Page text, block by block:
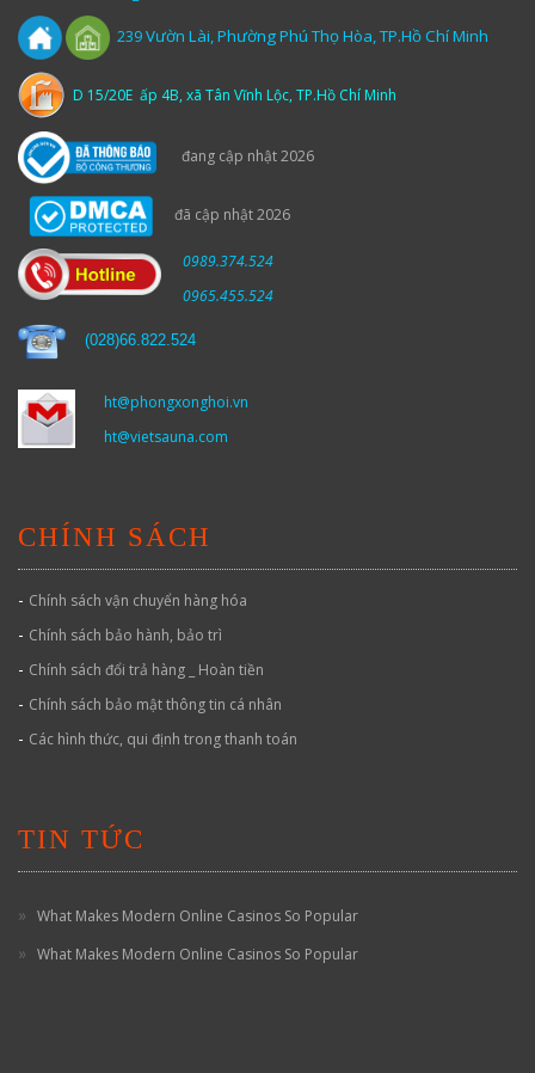
239Vườn Lài,Phường Phú Thọ Hòa, TP.Hồ Chí Minh
D 15/20E ấp 4B, xã Tân Vĩnh Lộc, TP.Hồ Chí Minh
đang cập nhật 2026
đã cập nhật 2026
0989.374.524
0965.455.524
(028)66.822.524
ht@phongxonghoi.vn
ht@vietsauna.com
CHÍNH SÁCH
- Chính sách vận chuyển hàng hóa
- Chính sách bảo hành, bảo trì
- Chính sách đổi trả hàng _ Hoàn tiền
- Chính sách bảo mật thông tin cá nhân
- Các hình thức, qui định trong thanh toán
TIN TỨC
What Makes Modern Online Casinos So Popular
What Makes Modern Online Casinos So Popular